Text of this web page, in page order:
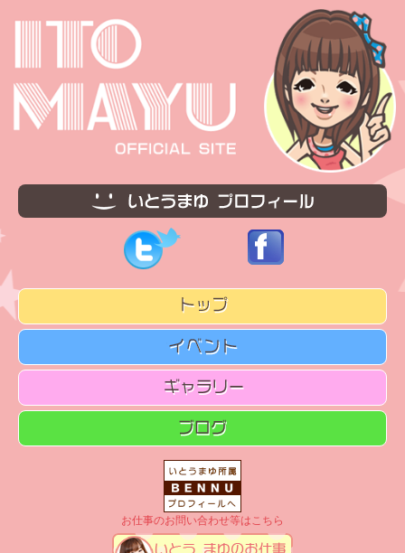
お仕事のお問い合わせ等はこちら